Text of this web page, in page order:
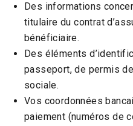
Des informations
titulaire du contrat
bénéficiaire.
Des éléments
passeport, de permis
sociale.
Vos coordonnées
paiement (numéros de